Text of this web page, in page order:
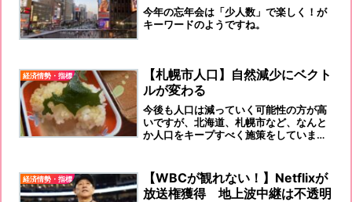
今年の忘年会は「少人数」で楽しく！が
キーワードのようですね。
経済情勢・指標
【札幌市人口】自然減少にベクト
ルが変わる
今後も人口は減っていく可能性の方が高
いですが、北海道、札幌市など、なんと
か人口をキープすべく施策をしていま
街を残していけるのでしょう。
経済情勢・指標
【WBCが観れない！】Netflixが
放送権獲得 地上波中継は不透明